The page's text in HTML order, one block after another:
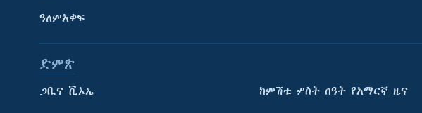
ዓለምአቀፍ
ድምጽ
ጋቢና ቪኦኤ ከምሽቱ ሦስት ሰዓት የአማርኛ ዜና